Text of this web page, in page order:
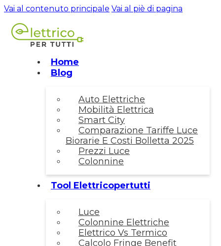
Vai al contenuto principale Vai al piè di pagina
Home
Blog
Auto Elettriche
Mobilità Elettrica
Smart City
Comparazione Tariffe Luce
Biorarie E Costi Bolletta 2025
Prezzi Luce
Colonnine
Tool Elettricopertutti
Luce
Colonnine Elettriche
Elettrico Vs Termico
Calcolo Fringe Benefit